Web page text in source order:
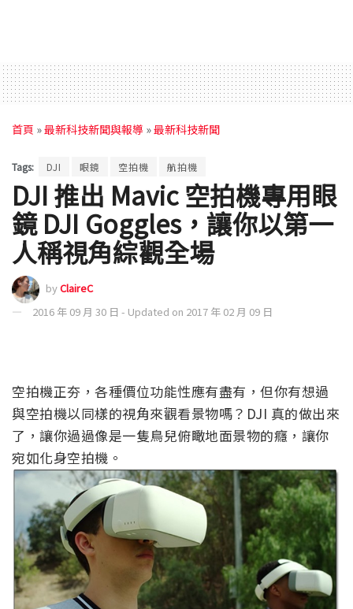
首頁 »最新科技新聞與報導 »最新科技新聞
Tags: DJI 眼鏡 空拍機 航拍機
DJI 推出 Mavic 空拍機專用眼
鏡 DJI Goggles，讓你以第一
人稱視角綜觀全場
byClaireC
2016 年 09 月 30 日 - Updated on 2017 年 02 月 09 日
空拍機正夯，各種價位功能性應有盡有，但你有想過
與空拍機以同樣的視角來觀看景物嗎？DJI 真的做出來
了，讓你過過像是一隻鳥兒俯瞰地面景物的癮，讓你
宛如化身空拍機。